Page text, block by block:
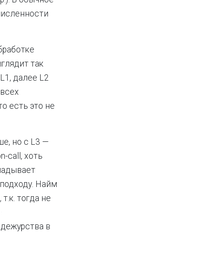
так
далее L2
есть это не
но с L3 —
call, хоть
Найм
тогда не
в